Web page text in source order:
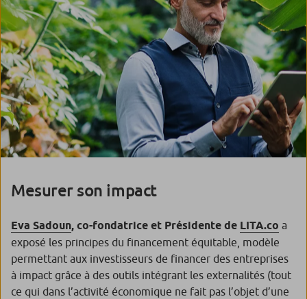
Mesurer son impact
Eva Sadoun, co-fondatrice et Présidente de LITA.co a
exposé les principes du financement équitable, modèle
permettant aux investisseurs de financer des entreprises
à impact grâce à des outils intégrant les externalités (tout
ce qui dans l’activité économique ne fait pas l’objet d’une